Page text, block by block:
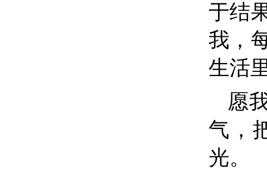
于结
我，
生活
愿
气，
光。